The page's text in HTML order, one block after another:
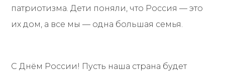
патриотизма. Дети поняли, что Россия — это
их дом, а все мы — одна большая семья.
С Днём России! Пусть наша страна будет